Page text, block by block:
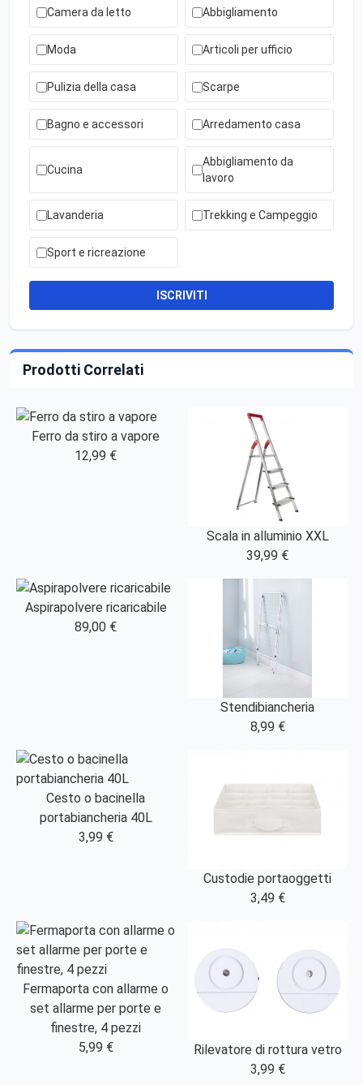
Camera da letto Abbigliamento
Moda Articoli per ufficio
Pulizia della casa Scarpe
Bagno e accessori Arredamento casa
Cucina
Abbigliamento da
lavoro
Lavanderia Trekking e Campeggio
Sport e ricreazione
ISCRIVITI
Prodotti Correlati
Ferro da stiro a vapore
12,99 €
Scala in alluminio XXL
39,99 €
Aspirapolvere ricaricabile
89,00 €
Stendibiancheria
8,99 €
Cesto o bacinella
portabiancheria 40L
3,99 €
Custodie portaoggetti
3,49 €
Fermaporta con allarme o
set allarme per porte e
finestre, 4 pezzi
5,99 €
Rilevatore di rottura vetro
3,99 €